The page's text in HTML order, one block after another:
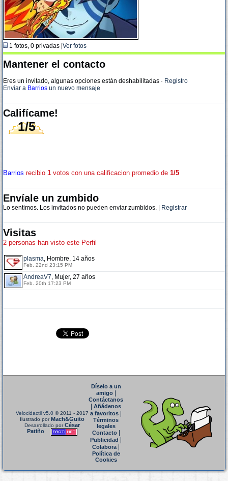
1 fotos, 0 privadas | Ver fotos
Mantener el contacto
Eres un invitado, algunas opciones están deshabilitadas · Registro
Enviar a Barrios un nuevo mensaje
Califícame!
1/5
Barrios recibio 1 votos con una calificacion promedio de 1/5
Envíale un zumbido
Lo sentimos. Los invitados no pueden enviar zumbidos. | Registrar
Visitas
2 personas han visto este Perfil
plasma, Hombre, 14 años
Feb. 22nd 23:15 PM
AndreaV7, Mujer, 27 años
Feb. 20th 17:23 PM
Velocidactil v5.0 © 2011 - 2017
Ilustrado porMach&Guito
Desarrollado porCésar
Patiño
Díselo a un
amigo|
Contáctanos
Añádenos
a favoritos
Términos
legales
Contacto|
Publicidad
Colabora|
Política de
Cookies